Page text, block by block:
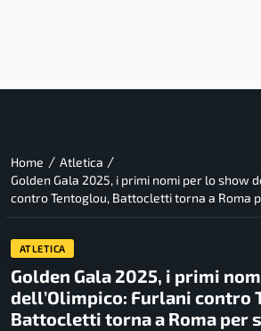
Home / Atletica /
Golden Gala 2025, i primi nomi per lo show
contro Tentoglou, Battocletti torna a Roma
ATLETICA
Golden Gala 2025, i primi
dell’Olimpico: Furlani contro
Battocletti torna a Roma per